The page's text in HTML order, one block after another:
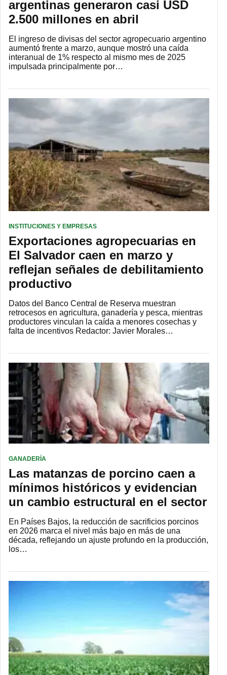
argentinas generaron casi USD
2.500 millones en abril
El ingreso de divisas del sector agropecuario argentino
aumentó frente a marzo, aunque mostró una caída
interanual de 1% respecto al mismo mes de 2025
impulsada principalmente por…
INSTITUCIONES Y EMPRESAS
Exportaciones agropecuarias en
El Salvador caen en marzo y
reflejan señales de debilitamiento
productivo
Datos del Banco Central de Reserva muestran
retrocesos en agricultura, ganadería y pesca, mientras
productores vinculan la caída a menores cosechas y
falta de incentivos Redactor: Javier Morales…
GANADERÍA
Las matanzas de porcino caen a
mínimos históricos y evidencian
un cambio estructural en el sector
En Países Bajos, la reducción de sacrificios porcinos
en 2026 marca el nivel más bajo en más de una
década, reflejando un ajuste profundo en la producción,
los…